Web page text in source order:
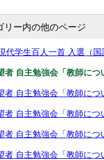
リー内の他のページ
代学生百人一首 入選（国
者 自主勉強会「教師に
者 自主勉強会「教師に
者 自主勉強会「教師に
者 自主勉強会「教師に
者 自主勉強会「教師に